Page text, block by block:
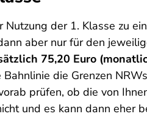
Nutzung der 1. Klasse zu
aber nur für den
75,20 Euro
die Grenzen
prüfen, ob die von
und es kann dann eher